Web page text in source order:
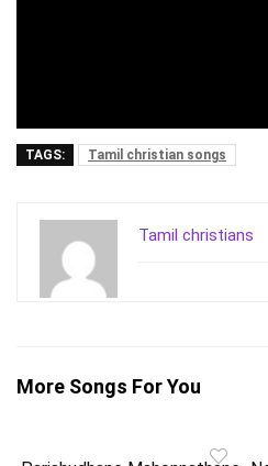
TAGS: Tamil christian songs
Tamil christians
More Songs For You